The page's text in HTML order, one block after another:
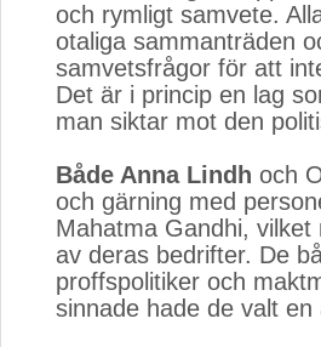
och rymligt samvete.
otaliga sammanträden
samvetsfrågor för att
Det är i princip en lag
man siktar mot den
Både Anna Lindh och
och gärning med
Mahatma Gandhi,
av deras bedrifter. De
proffspolitiker och
sinnade hade de valt en